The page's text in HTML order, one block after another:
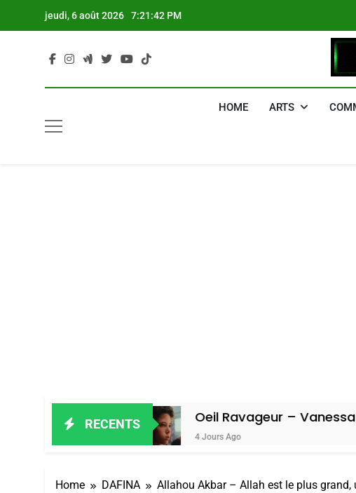
jeudi, 6 août 2026 7:21:43 PM
HOME ARTS
RECENTSOeil Ravageur – Vanessa De Loya
4 Jours Ago
Home DAFINA Allahou Akbar – Allah est le plus grand,